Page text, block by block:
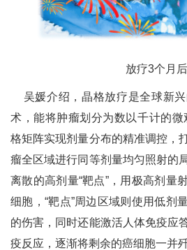
放疗3个月后
吴媛介绍，晶格放疗是全球新
术，能将肿瘤划分为数以千计的
格矩阵实现剂量分布的精准调控，
瘤全区域进行同等剂量均匀照射的
离散的高剂量“靶点”，用极高剂量
细胞，“靶点”周边区域则使用低剂
的伤害，同时还能激活人体免疫应
疫反应，逐渐将剩余的癌细胞一并歼